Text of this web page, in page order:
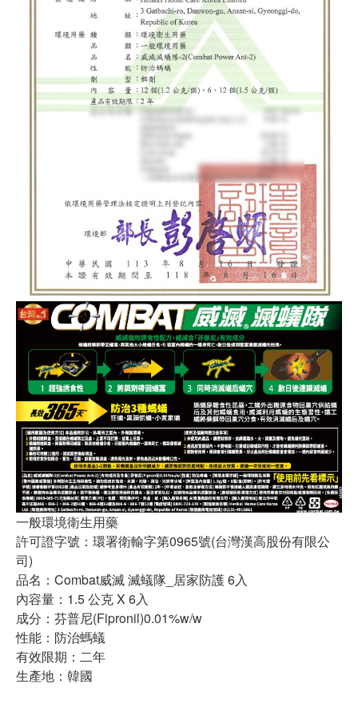
一般環境衛生用藥
許可證字號：環署衛輸字第0965號(台灣漢高股份有限公
司)
品名：Combat威滅 滅蟻隊_居家防護 6入
內容量：1.5 公克 X 6入
成分：芬普尼(Fipronil)0.01%w/w
性能：防治螞蟻
有效限期：二年
生產地：韓國